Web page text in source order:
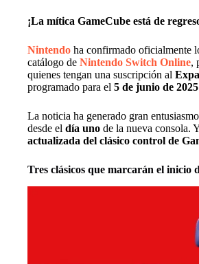
¡La mítica GameCube está de
Nintendo ha confirmado oficialmente
catálogo de Nintendo Switch Online,
quienes tengan una suscripción al
programado para el 5 de junio de 2025
La noticia ha generado gran
desde el día uno de la nueva consola.
actualizada del clásico control de
Tres clásicos que marcarán el inicio